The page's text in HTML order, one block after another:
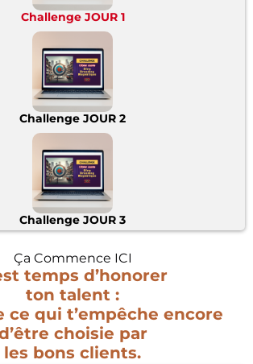
Challenge JOUR 1
Challenge JOUR 2
Challenge JOUR 3
Ça Commence ICI
temps d’honorer
ton talent :
ce qui t’empêche encore
choisie par
les bons clients.